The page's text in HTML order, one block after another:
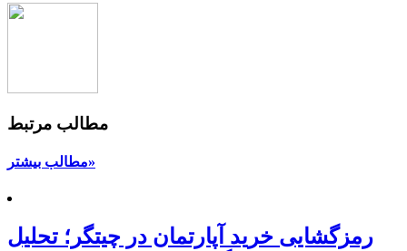
مطالب مرتبط
مطالب بیشتر»
رمزگشایی خرید آپارتمان در چیتگر؛ تحلیل